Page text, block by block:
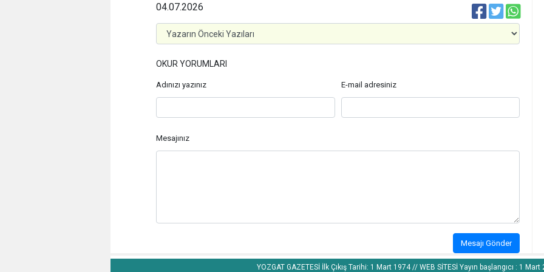
04.07.2026
OKUR YORUMLARI
Adınızı yazınız E-mail adresiniz
Mesajınız
Mesajı Gönder
YOZGAT GAZETESİ İlk Çıkış Tarihi: 1 Mart 1974 // WEB SİTESİ Yayın başlangıcı : 1 Mart